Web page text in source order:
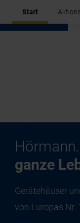
Start
Hörmann.
ganze
Gerätehäuser
von Europas Nr.